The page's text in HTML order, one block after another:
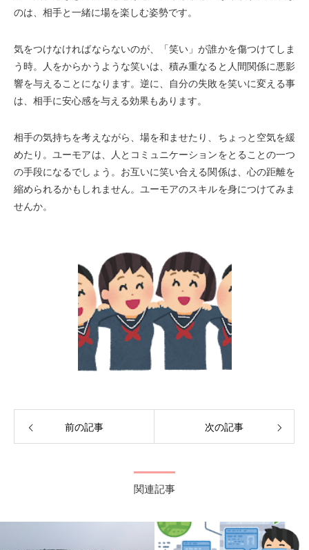
のは、相手と一緒に場を楽しむ姿勢です。
気をつけなければならないのが、「笑い」が誰かを傷つけてしま
う時。人をからかうような笑いは、積み重なると人間関係に悪影
響を与えることになります。逆に、自分の失敗を笑いに変える事
は、相手に安心感を与える効果もあります。
相手の気持ちを考えながら、場を和ませたり、ちょっと空気を緩
めたり。ユーモアは、人とコミュニケーションをとることの一つ
の手段になるでしょう。お互いに笑い合える関係は、心の距離を
縮められるかもしれません。ユーモアのスキルを身につけてみま
せんか。
前の記事 次の記事
関連記事